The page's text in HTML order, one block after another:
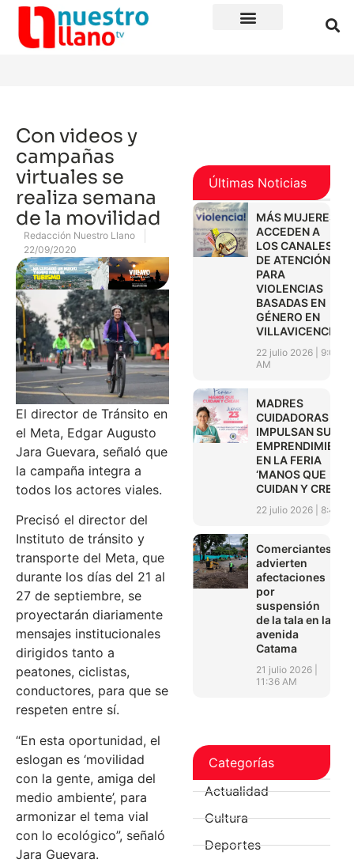
Con videos y
campañas
virtuales se
realiza semana
de la movilidad
Redacción Nuestro Llano
22/09/2020
El director de Tránsito en
el Meta, Edgar Augusto
Jara Guevara, señaló que
la campaña integra a
todos los actores viales.
Precisó el director del
Instituto de tránsito y
transporte del Meta, que
durante los días del 21 al
27 de septiembre, se
proyectarán diariamente
mensajes institucionales
dirigidos tanto a
peatones, ciclistas,
conductores, para que se
respeten entre sí.
“En esta oportunidad, el
eslogan es ‘movilidad
con la gente, amiga del
medio ambiente’, para
armonizar el tema vial
con lo ecológico”, señaló
Jara Guevara.
Últimas Noticias
MÁS MUJERES
ACCEDEN A
LOS CANALES
DE ATENCIÓN
PARA
VIOLENCIAS
BASADAS EN
GÉNERO EN
VILLAVICENCIO
22 julio 2026
9:01
AM
MADRES
CUIDADORAS
IMPULSAN SUS
EN LA FERIA
‘MANOS QUE
CUIDAN Y CREAN’
22 julio 2026 8:45
Comerciantes
advierten
afectaciones
por
suspensión
de la tala en la
avenida
Catama
21 julio 2026
11:36 AM
Categorías
Actualidad
Cultura
Deportes